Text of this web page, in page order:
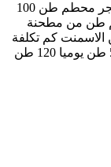
كسارة موبايلي. 1 day ago طن كسارة ساعة حجر محطم طن 100
طن مصنع كسارة 4060 بيع كم طن من مطحنة
وحدة طحن الاسمنت كم تكلفة
1000 طن يوميا من طاحونة كم تكلفة طن 5000 طن يوميا 120 طن